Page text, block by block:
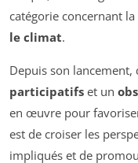
catégorie concernant la
le climat.
Depuis son
participatifs et un
en œuvre pour favoriser
est de croiser les
impliqués et de